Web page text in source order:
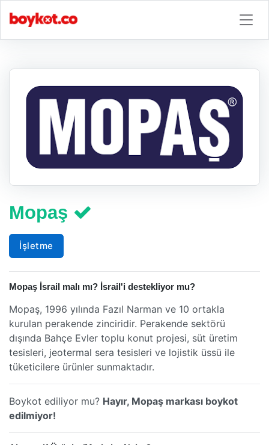
Mopaş
İşletme
Mopaş İsrail malı mı? İsrail'i destekliyor mu?
Mopaş, 1996 yılında Fazıl Narman ve 10 ortakla
kurulan perakende zinciridir. Perakende sektörü
dışında Bahçe Evler toplu konut projesi, süt üretim
tesisleri, jeotermal sera tesisleri ve lojistik üssü ile
tüketicilere ürünler sunmaktadır.
Boykot ediliyor mu? Hayır, Mopaş markası boykot
edilmiyor!